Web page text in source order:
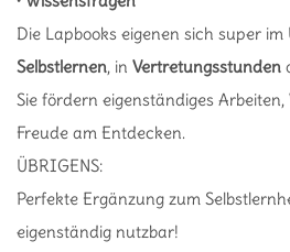
Die Lapbooks eigenen sich super
Selbstlernen, in Vertretungsstunden
Sie fördern eigenständiges
Freude am Entdecken.
ÜBRIGENS:
Perfekte Ergänzung zum
eigenständig nutzbar!